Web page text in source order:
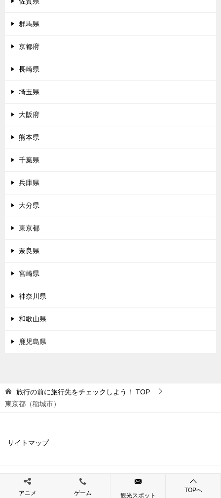
群馬県
京都府
長崎県
埼玉県
大阪府
熊本県
千葉県
兵庫県
大分県
東京都
奈良県
宮崎県
神奈川県
和歌山県
鹿児島県
旅行の前に旅行先をチェックしよう！
TOP
東京都（稲城市）
サイトマップ
© 2019 旅行の前に旅行先をチェックしよう！
アニメ ゲーム 観光スポット
TOPへ